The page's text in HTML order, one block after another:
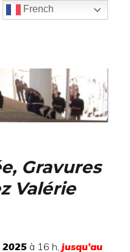
Gravures
Valérie
2025 à 16 h,jusqu’au
French